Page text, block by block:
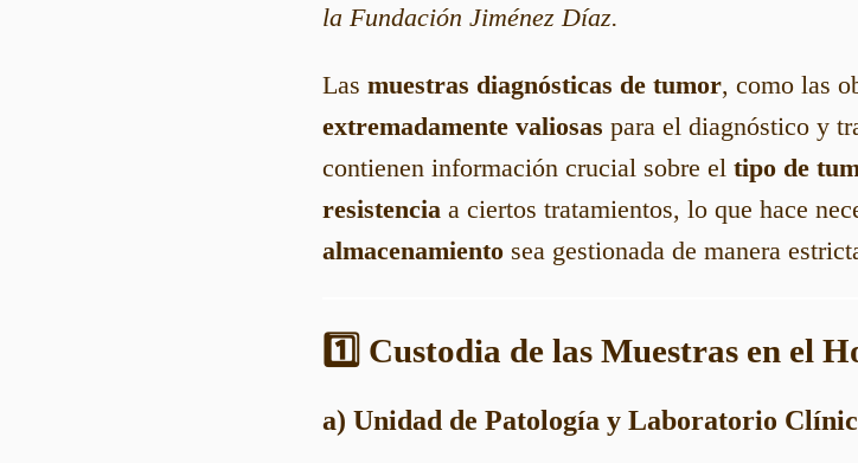
la Fundación Jiménez Díaz.
Las muestras diagnósticas de tumor, como las
extremadamente valiosas para el diagnóstico y
contienen información crucial sobre el tipo de
resistencia a ciertos tratamientos, lo que hace
almacenamiento sea gestionada de manera
1️⃣ Custodia de las Muestras en el
a) Unidad de Patología y Laboratorio